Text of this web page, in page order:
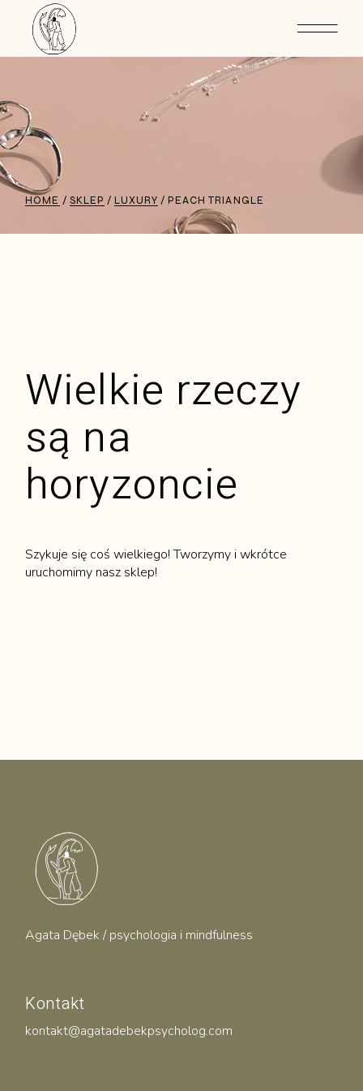
HOME SKLEP LUXURY PEACH TRIANGLE
Wielkie rzeczy
są na
horyzoncie
Szykuje się coś wielkiego! Tworzymy i wkrótce
uruchomimy nasz sklep!
Agata Dębek / psychologia i mindfulness
Kontakt
kontakt@agatadebekpsycholog.com